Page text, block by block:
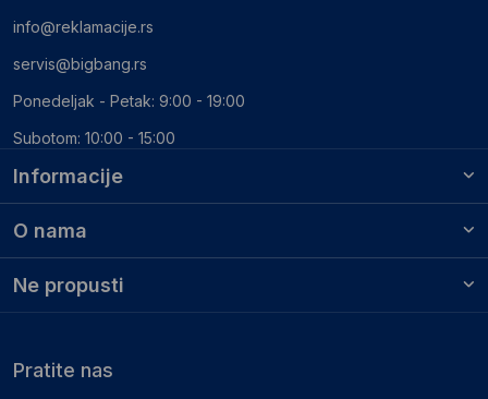
Informacije
O nama
Ne propusti
info@reklamacije.rs
servis@bigbang.rs
Ponedeljak - Petak: 9:00 - 19:00
Subotom: 10:00 - 15:00
Pratite nas